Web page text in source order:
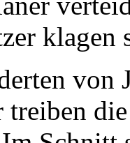
klagen
von
treiben